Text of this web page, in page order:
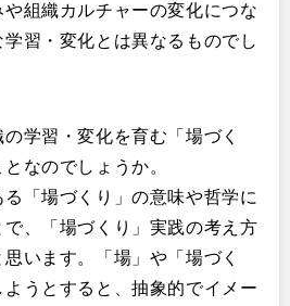
組織カルチャーの変化につな
習・変化とは異なるものでし
学習・変化を育む「場づく
なのでしょうか。
「場づくり」の意味や哲学に
、「場づくり」実践の考え方
います。「場」や「場づく
うとすると、抽象的でイメー